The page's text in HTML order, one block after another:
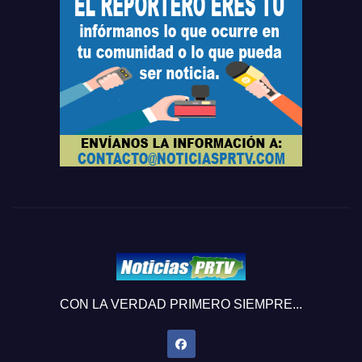
CON LA VERDAD PRIMERO SIEMPRE...